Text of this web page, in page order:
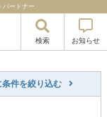
パートナー
検索 お知らせ
条件を絞り込む